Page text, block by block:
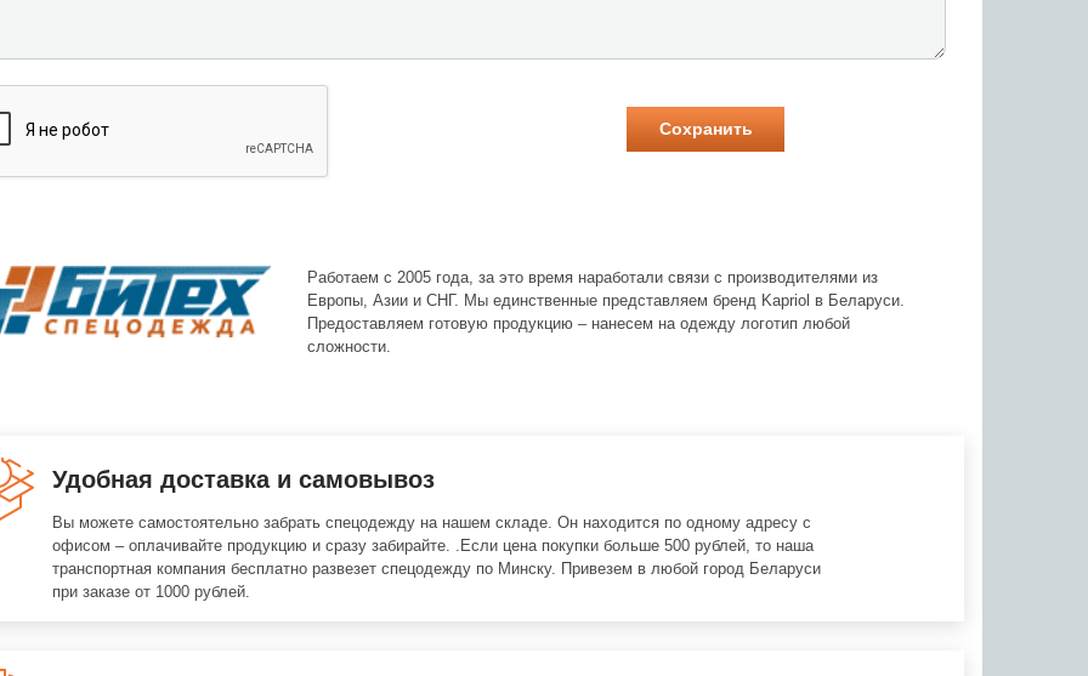
Работаем с 2005 года, за это время наработали связи с производителями из
Европы, Азии и СНГ. Мы единственные представляем бренд Kapriol в Беларуси.
Предоставляем готовую продукцию – нанесем на одежду логотип любой
сложности.
Удобная доставка и самовывоз
Вы можете самостоятельно забрать спецодежду на нашем складе. Он находится по одному адресу с
офисом – оплачивайте продукцию и сразу забирайте. .Если цена покупки больше 500 рублей, то наша
транспортная компания бесплатно развезет спецодежду по Минску. Привезем в любой город Беларуси
при заказе от 1000 рублей.